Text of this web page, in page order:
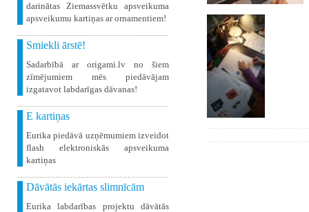
darinātas Ziemassvētku apsveikuma
apsveikumu kartiņas ar ornamentiem!
Smiekli ārstē!
Sadarbībā ar origami.lv no šiem
zīmējumiem mēs piedāvājam
izgatavot labdarīgas dāvanas!
E kartiņas
Eurika piedāvā uzņēmumiem izveidot
flash elektroniskās apsveikuma
kartiņas
Dāvātās iekārtas slimnīcām
Eurika labdarības projektu dāvātās